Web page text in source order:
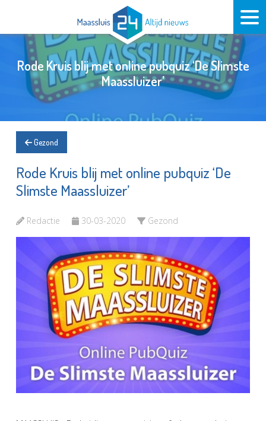
Rode Kruis blij met online pubquiz ‘De Slimste
Maassluizer’
Gezond
Rode Kruis blij met online pubquiz ‘De
Slimste Maassluizer’
Redactie 30-03-2020 Gezond